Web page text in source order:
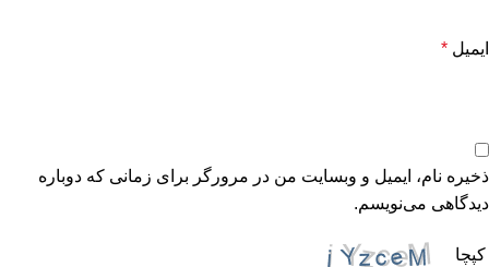
ایمیل *
ذخیره نام، ایمیل و وبسایت من در مرورگر برای زمانی که دوباره
دیدگاهی می‌نویسم.
کپچا